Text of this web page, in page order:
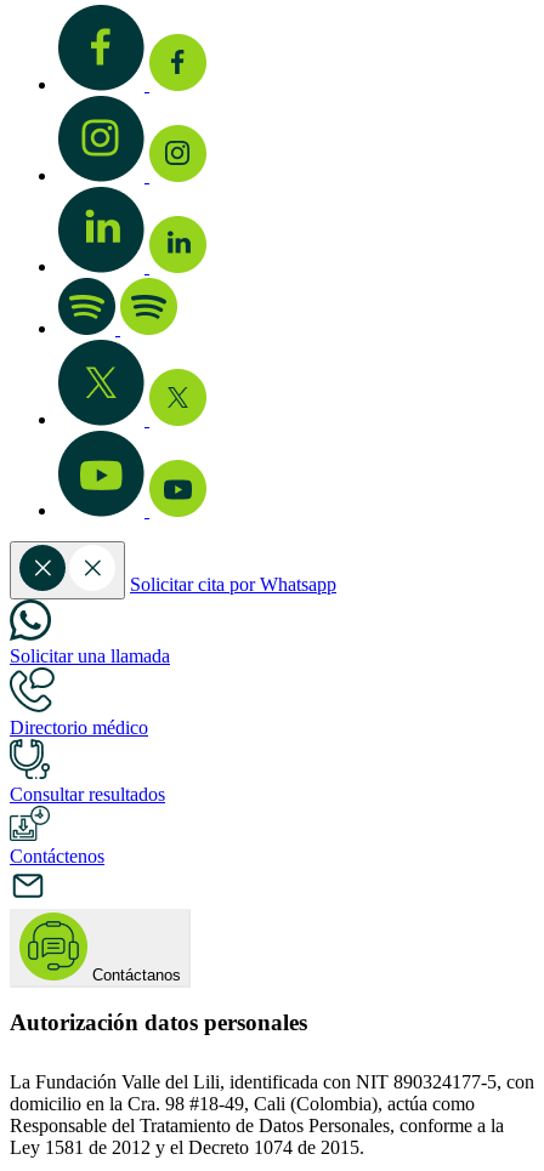
Solicitar cita por Whatsapp
Solicitar una llamada
Directorio médico
Consultar resultados
Contáctenos
Contáctanos
Autorización datos personales
La Fundación Valle del Lili, identificada con NIT 890324177-5, con
domicilio en la Cra. 98 #18-49, Cali (Colombia), actúa como
Responsable del Tratamiento de Datos Personales, conforme a la
Ley 1581 de 2012 y el Decreto 1074 de 2015.